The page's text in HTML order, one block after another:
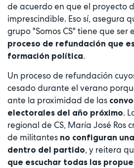
de acuerdo en que el proyecto
imprescindible. Eso sí, asegura
grupo "Somos CS" tiene que ser
proceso de refundación que
formación política.
Un proceso de refundación
cesado durante el verano
ante la proximidad de las
electorales del año próximo.
regional de CS, María José Ros
de militantes no configuran
dentro del partido, y reitera
que escuchar todas las